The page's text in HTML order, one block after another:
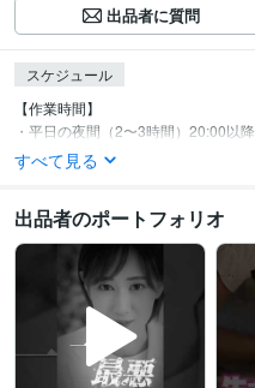
出品者に質問
スケジュール
【作業時間】
・平日の夜間（2〜3時間）20:00以降
すべて見る
出品者のポートフォリオ